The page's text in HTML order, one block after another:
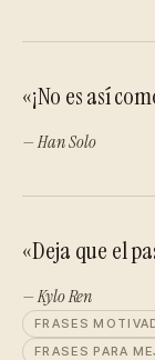
«¡No es así
— Han Solo
«Deja que el
— Kylo Ren
FRASES
FRASES PARA